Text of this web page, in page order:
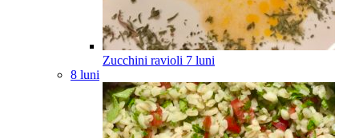
Zucchini ravioli 7 luni
8 luni